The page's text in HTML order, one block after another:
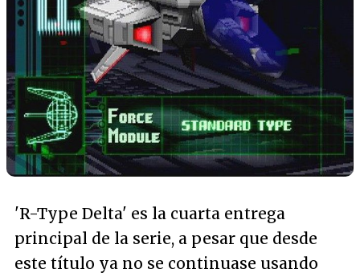
'R-Type Delta' es la cuarta entrega
principal de la serie, a pesar que desde
este título ya no se continuase usando